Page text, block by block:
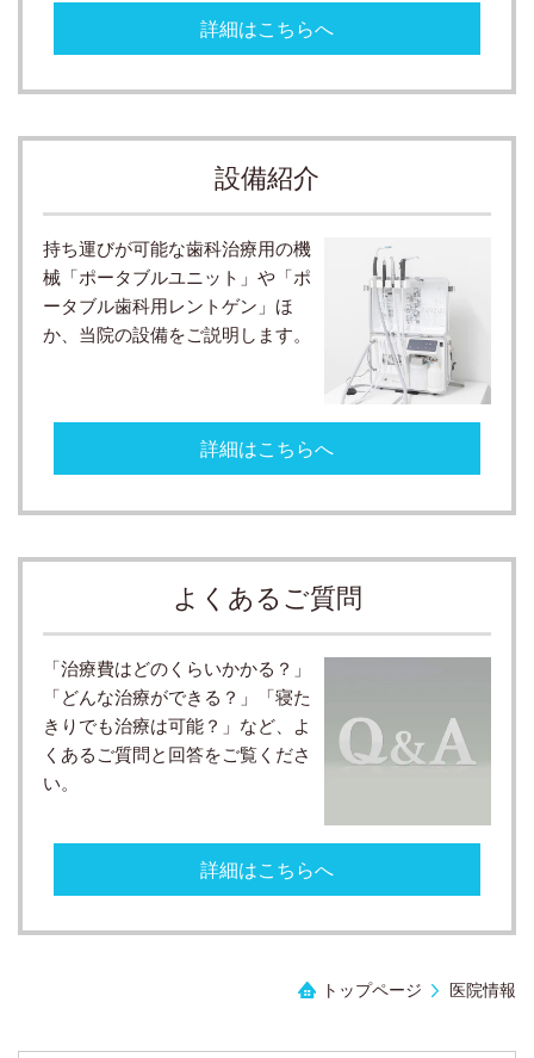
詳細はこちらへ
設備紹介
持ち運びが可能な歯科治療用の機
械「ポータブルユニット」や「ポ
ータブル歯科用レントゲン」ほ
か、当院の設備をご説明します。
詳細はこちらへ
よくあるご質問
「治療費はどのくらいかかる？」
「どんな治療ができる？」「寝た
きりでも治療は可能？」など、よ
くあるご質問と回答をご覧くださ
い。
詳細はこちらへ
トップページ 医院情報